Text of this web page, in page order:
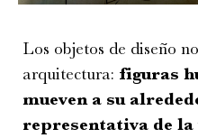
Los objetos de diseño
arquitectura: figuras
mueven a su
representativa de